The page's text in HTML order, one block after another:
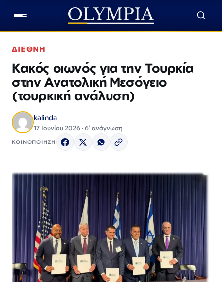
ΔΙΕΘΝΗ
Κακός οιωνός για την Τουρκία
στην Ανατολική Μεσόγειο
(τουρκική ανάλυση)
kalinda
17 Ιουνίου 2026 · 6΄ ανάγνωση
ΚΟΙΝΟΠΟΙΗΣΗ